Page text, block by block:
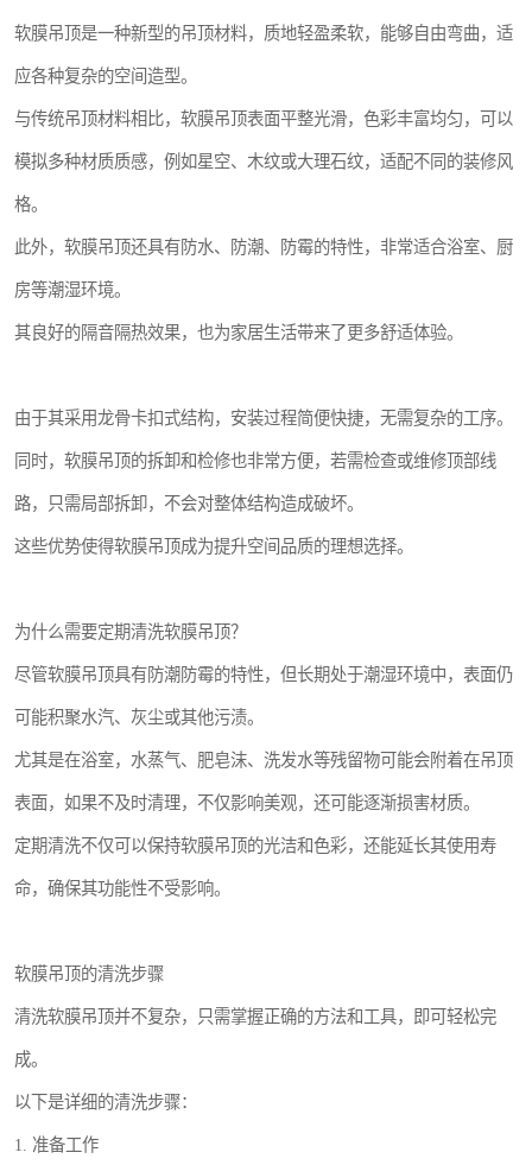
软膜吊顶是一种新型的吊顶材料，质地轻盈柔软，能够自由弯曲，适
应各种复杂的空间造型。
与传统吊顶材料相比，软膜吊顶表面平整光滑，色彩丰富均匀，可以
模拟多种材质质感，例如星空、木纹或大理石纹，适配不同的装修风
格。
此外，软膜吊顶还具有防水、防潮、防霉的特性，非常适合浴室、厨
房等潮湿环境。
其良好的隔音隔热效果，也为家居生活带来了更多舒适体验。
由于其采用龙骨卡扣式结构，安装过程简便快捷，无需复杂的工序。
同时，软膜吊顶的拆卸和检修也非常方便，若需检查或维修顶部线
路，只需局部拆卸，不会对整体结构造成破坏。
这些优势使得软膜吊顶成为提升空间品质的理想选择。
为什么需要定期清洗软膜吊顶？
尽管软膜吊顶具有防潮防霉的特性，但长期处于潮湿环境中，表面仍
可能积聚水汽、灰尘或其他污渍。
尤其是在浴室，水蒸气、肥皂沫、洗发水等残留物可能会附着在吊顶
表面，如果不及时清理，不仅影响美观，还可能逐渐损害材质。
定期清洗不仅可以保持软膜吊顶的光洁和色彩，还能延长其使用寿
命，确保其功能性不受影响。
软膜吊顶的清洗步骤
清洗软膜吊顶并不复杂，只需掌握正确的方法和工具，即可轻松完
成。
以下是详细的清洗步骤：
1. 准备工作